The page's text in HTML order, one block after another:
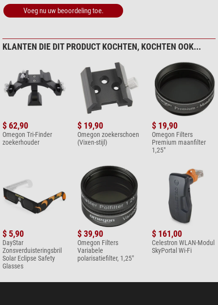
Voeg nu uw beoordeling toe.
KLANTEN DIE DIT PRODUCT KOCHTEN, KOCHTEN OOK...
$ 62,90
Omegon Tri-Finder
zoekerhouder
$ 19,90
Omegon zoekerschoen
(Vixen-stijl)
$ 19,90
Omegon Filters
Premium maanfilter
1,25"
$ 5,90
DayStar
Zonsverduisteringsbril
Solar Eclipse Safety
Glasses
$ 39,90
Omegon Filters
Variabele
polarisatiefilter, 1,25"
$ 161,00
Celestron WLAN-Modul
SkyPortal Wi-Fi